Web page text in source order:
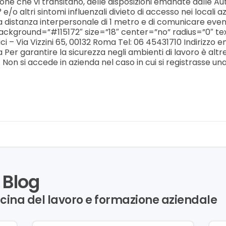
o altri sintomi influenzali divieto di accesso nei locali
distanza interpersonale di 1 metro e di comunicare
size=”18″ center=”no” radius=”0″
Via Vizzini 65, 00132 Roma Tel: 06 45431710
garantire la sicurezza negli ambienti di lavoro è
si accede in azienda nel caso in cui si registrasse
del lavoro e formazione aziendale